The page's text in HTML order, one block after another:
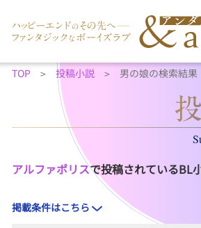
TOP 投稿小説 男の娘の検索結果
アルファポリスで投稿されているBL
掲載条件はこちら